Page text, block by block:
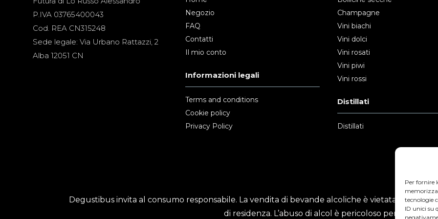
Per fornire
tecnologie
ID unici su
P.IVA 03765400043
Cod. REA CN315248
Sede legale: Via Urbano Rattazzi, 2
Alba 12051 CN
Negozio
FAQ
Contatti
Il mio conto
Informazioni legali
Terms and conditions
Cookie policy
Privacy Policy
Champagne
Vini biachi
Vini dolci
Vini rosati
Vini piwi
Vini rossi
Distillati
Distillati
Degustibus invita al consumo responsabile. La vendita di bevande alcoliche è vietata ai minori
di residenza. L’abuso di alcol è pericoloso per la salute.